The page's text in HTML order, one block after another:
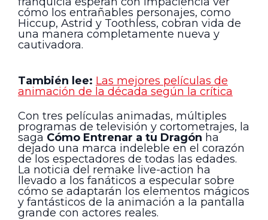
cómo los entrañables personajes, como
Hiccup, Astrid y Toothless, cobran vida de
una manera completamente nueva y
cautivadora.
También lee: Las mejores películas de
animación de la década según la crítica
Con tres películas animadas, múltiples
programas de televisión y cortometrajes, la
saga Cómo Entrenar a tu Dragón ha
dejado una marca indeleble en el corazón
de los espectadores de todas las edades.
La noticia del remake live-action ha
llevado a los fanáticos a especular sobre
cómo se adaptarán los elementos mágicos
y fantásticos de la animación a la pantalla
grande con actores reales.